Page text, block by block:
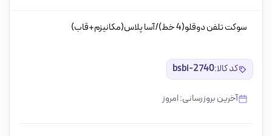
سوکت تلفن دوقلو(4 خط)/آسا پلاس(مکانیزم+قاب)
کد کالا:bsbi-2740
آخرین بروزرسانی: امروز